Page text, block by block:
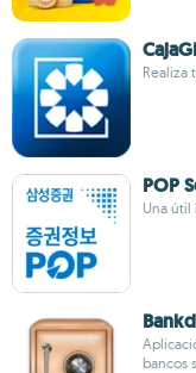
Realiza
POP
Una útil
bancos